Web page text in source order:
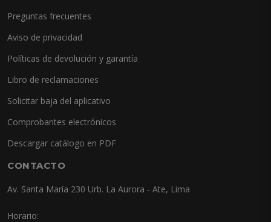
Preguntas frecuentes
Aviso de privacidad
Políticas de devolución y garantía
Libro de reclamaciones
Solicitar baja del aplicativo
Comprobantes electrónicos
Descargar catálogo en PDF
CONTACTO
Av. Santa María 230 Urb. La Aurora - Ate, Lima
Horario: